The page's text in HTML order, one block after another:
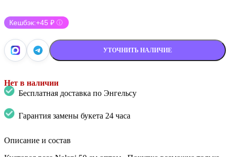
Кешбэк:+45 ₽ ⓘ
УТОЧНИТЬ НАЛИЧИЕ
Нет в наличии
Бесплатная доставка по Энгельсу
Гарантия замены букета 24 часа
Описание и состав